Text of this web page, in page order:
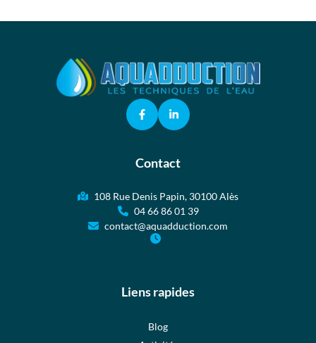
Contact
108 Rue Denis Papin, 30100 Alès
04 66 86 01 39
contact@aquadduction.com
Liens rapides
Blog